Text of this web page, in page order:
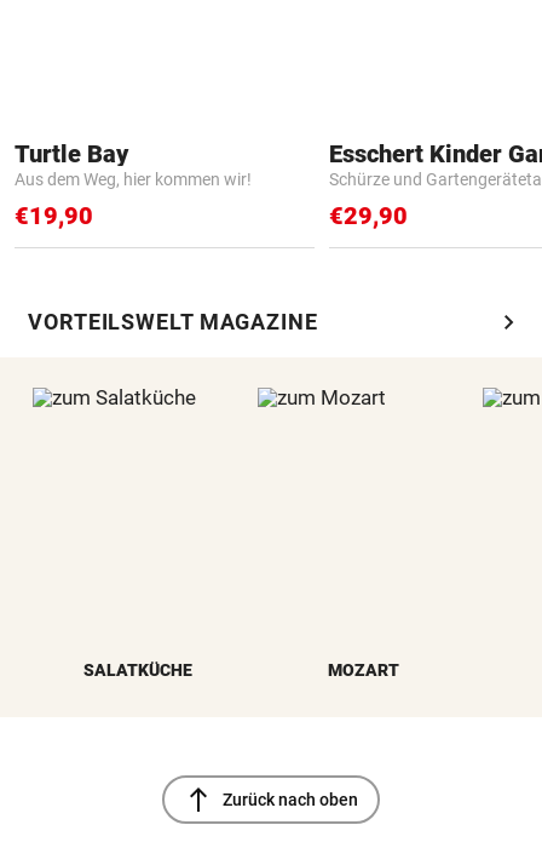
Turtle Bay
Aus dem Weg, hier kommen wir!
€19,90
Schürze und
€29,90
VORTEILSWELT MAGAZINE chevron_right
SALATKÜCHE MOZART
north Zurück nach oben